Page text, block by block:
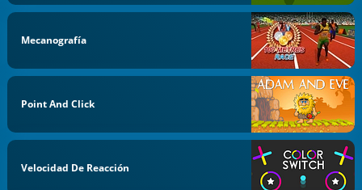
Mecanografía
Point And Click
Velocidad De Reacción